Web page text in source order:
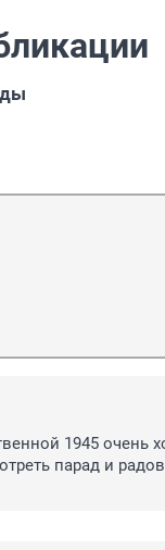
1945 очень
парад и